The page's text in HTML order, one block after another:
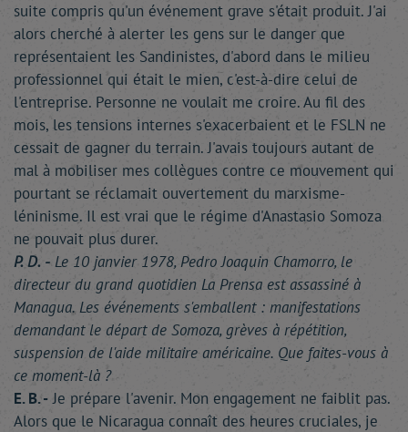
suite compris qu'un événement grave s'était produit. J'ai
alors cherché à alerter les gens sur le danger que
représentaient les Sandinistes, d'abord dans le milieu
professionnel qui était le mien, c'est-à-dire celui de
l'entreprise. Personne ne voulait me croire. Au fil des
mois, les tensions internes s'exacerbaient et le FSLN ne
cessait de gagner du terrain. J'avais toujours autant de
mal à mobiliser mes collègues contre ce mouvement qui
pourtant se réclamait ouvertement du marxisme-
léninisme. Il est vrai que le régime d'Anastasio Somoza
ne pouvait plus durer.
P. D. - Le 10 janvier 1978, Pedro Joaquin Chamorro, le
directeur du grand quotidien La Prensa est assassiné à
Managua. Les événements s'emballent : manifestations
demandant le départ de Somoza, grèves à répétition,
suspension de l'aide militaire américaine. Que faites-vous à
ce moment-là ?
E. B. - Je prépare l'avenir. Mon engagement ne faiblit pas.
Alors que le Nicaragua connaît des heures cruciales, je